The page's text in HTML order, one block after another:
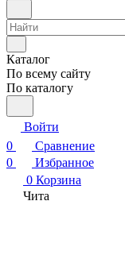
Каталог
По всему сайту
По каталогу
Войти
0
Сравнение
0
Избранное
0 Корзина
Чита